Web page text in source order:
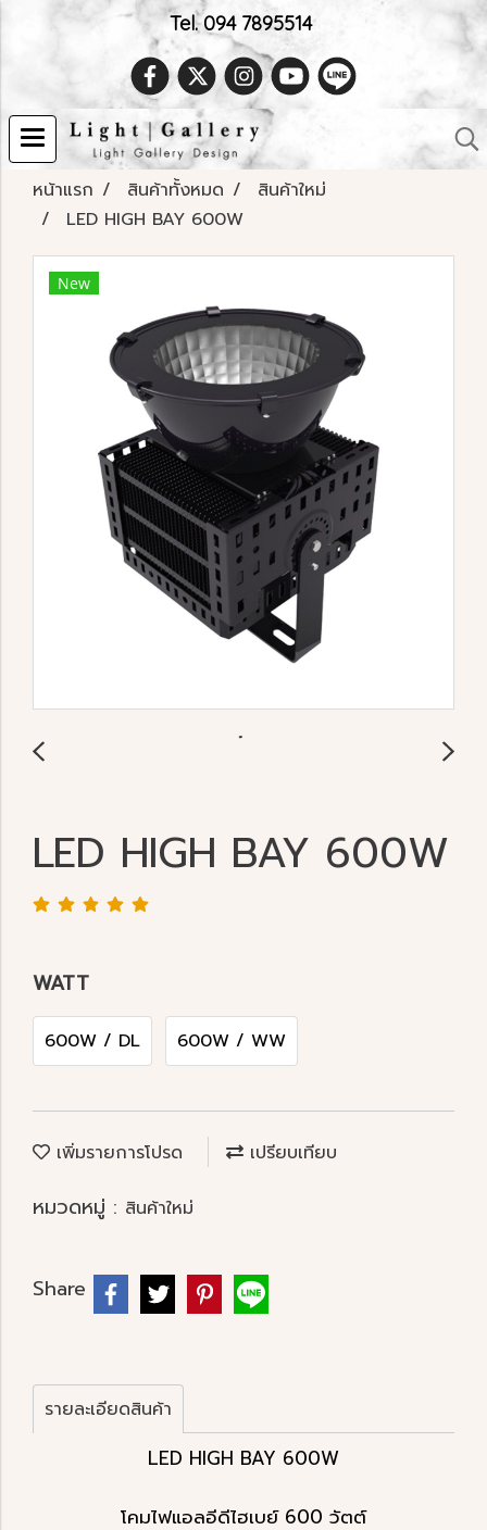
Tel. 094 7895514
หน้าแรก สินค้าทั้งหมด
สินค้าใหม่
LED HIGH BAY 600W
New
LED HIGH BAY 600W
WATT
600W / DL 600W / WW
เพิ่มรายการโปรด เปรียบเทียบ
หมวดหมู่ : สินค้าใหม่
Share
รายละเอียดสินค้า
LED HIGH BAY 600W
โคมไฟแอลอีดีไฮเบย์ 600 วัตต์